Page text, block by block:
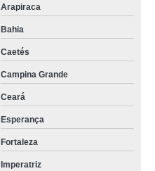
Arapiraca
Bahia
Caetés
Campina Grande
Ceará
Esperança
Fortaleza
Imperatriz